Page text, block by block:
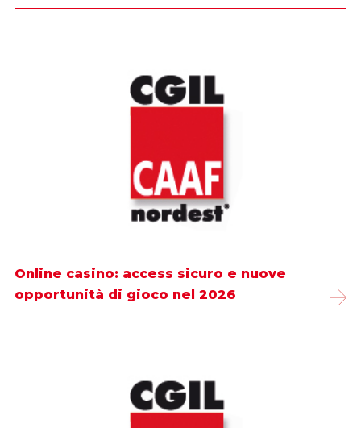
Online casino: access sicuro e nuove
opportunità di gioco nel 2026